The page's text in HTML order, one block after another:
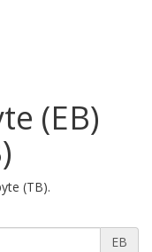
(EB)
(TB).
EB